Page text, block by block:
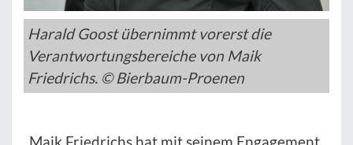
Harald Goost übernimmt vorerst die
Verantwortungsbereiche von Maik
Friedrichs. © Bierbaum-Proenen